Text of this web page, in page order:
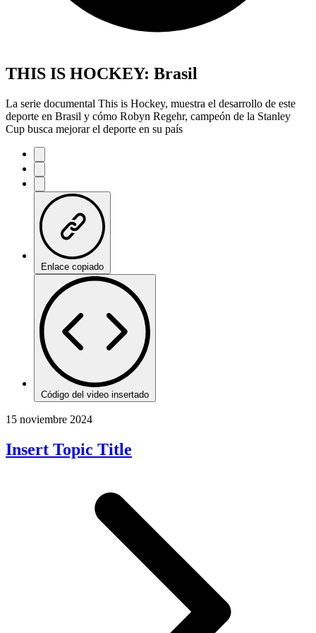
THIS IS HOCKEY: Brasil
La serie documental This is Hockey, muestra el desarrollo de este
deporte en Brasil y cómo Robyn Regehr, campeón de la Stanley
Cup busca mejorar el deporte en su país
Enlace copiado
Código del video insertado
15 noviembre 2024
Insert Topic Title